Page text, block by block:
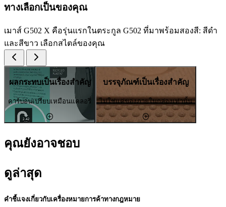
ทางเลือกเป็นของคุณ
เมาส์ G502 X คือรุ่นแรกในตระกูล G502 ที่มาพร้อมสองสี: สีดำ
และสีขาว เลือกสไตล์ของคุณ
ผลกระทบเป็นเรื่องสำคัญ
คาร์บอนเปรียบเหมือนแคลอรี่
บรรจุภัณฑ์เป็นเรื่องสำคัญ
ไม่ใช่แค่ของภายในกล่องเท่านั้น
คุณยังอาจชอบ
ดูล่าสุด
คำชี้แจงเกี่ยวกับเครื่องหมายการค้าทางกฎหมาย